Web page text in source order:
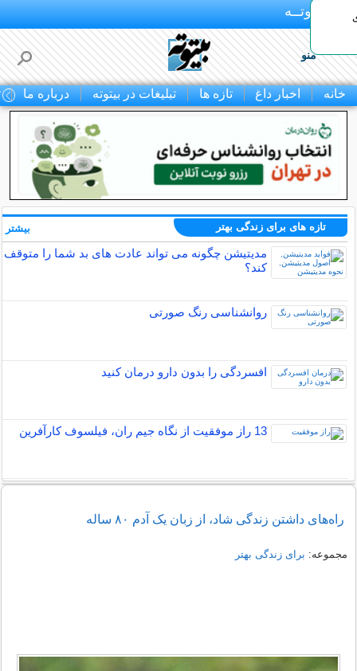
بـیتوتــه
منو
خانه اخبار داغ تازه ها تبلیغات در بیتوته درباره ما
تازه های برای زندگی بهتر
مدیتیشن چگونه می تواند عادت های بد شما را متوقف
کند؟
روانشناسی رنگ صورتی
افسردگی را بدون دارو درمان کنید
13 راز موفقیت از نگاه جیم ران، فیلسوف کارآفرین
بیشتر
راه‌های داشتن زندگی شاد، از زبان یک آدم ۸۰ ساله
مجموعه: برای زندگی بهتر